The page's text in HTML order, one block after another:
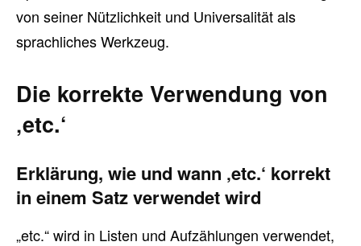
von seiner Nützlichkeit und Universalität als
sprachliches Werkzeug.
Die korrekte Verwendung von
‚etc.‘
Erklärung, wie und wann ‚etc.‘ korrekt
in einem Satz verwendet wird
„etc.“ wird in Listen und Aufzählungen verwendet,